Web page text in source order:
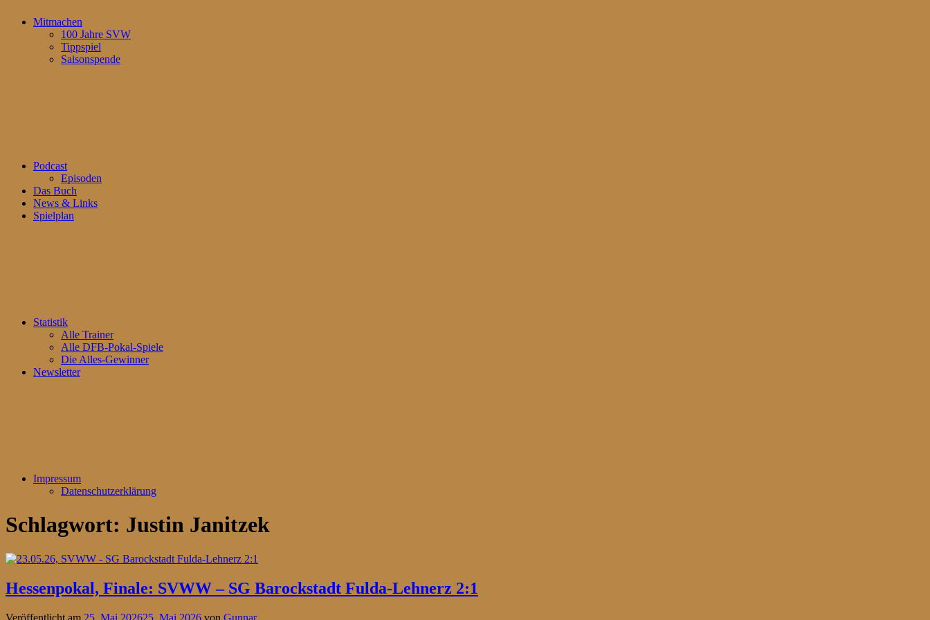
Mitmachen
100 Jahre SVW
Tippspiel
Saisonspende
Podcast
Episoden
Das Buch
News & Links
Spielplan
Statistik
Alle Trainer
Alle DFB-Pokal-Spiele
Die Alles-Gewinner
Newsletter
Impressum
Datenschutzerklärung
Schlagwort: Justin Janitzek
Hessenpokal, Finale: SVWW – SG Barockstadt Fulda-Lehnerz 2:1
Veröffentlicht am 25. Mai 202625. Mai 2026 von Gunnar